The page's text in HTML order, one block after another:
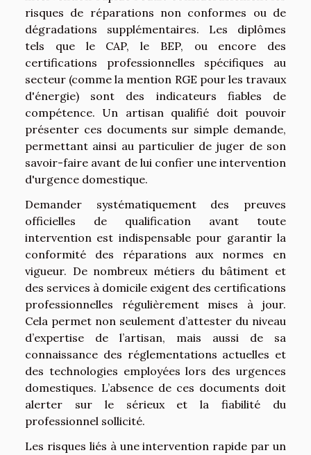
risques de réparations non conformes ou de
dégradations supplémentaires. Les diplômes
tels que le CAP, le BEP, ou encore des
certifications professionnelles spécifiques au
secteur (comme la mention RGE pour les travaux
d'énergie) sont des indicateurs fiables de
compétence. Un artisan qualifié doit pouvoir
présenter ces documents sur simple demande,
permettant ainsi au particulier de juger de son
savoir-faire avant de lui confier une intervention
d'urgence domestique.
Demander systématiquement des preuves
officielles de qualification avant toute
intervention est indispensable pour garantir la
conformité des réparations aux normes en
vigueur. De nombreux métiers du bâtiment et
des services à domicile exigent des certifications
professionnelles régulièrement mises à jour.
Cela permet non seulement d’attester du niveau
d’expertise de l’artisan, mais aussi de sa
connaissance des réglementations actuelles et
des technologies employées lors des urgences
domestiques. L’absence de ces documents doit
alerter sur le sérieux et la fiabilité du
professionnel sollicité.
Les risques liés à une intervention rapide par un